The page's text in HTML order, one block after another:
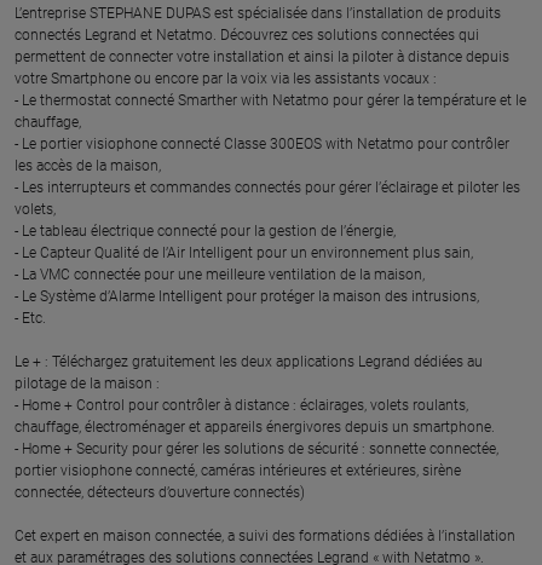
L’entreprise STEPHANE DUPAS est spécialisée dans l’installation de produits
connectés Legrand et Netatmo. Découvrez ces solutions connectées qui
permettent de connecter votre installation et ainsi la piloter à distance depuis
votre Smartphone ou encore par la voix via les assistants vocaux :
- Le thermostat connecté Smarther with Netatmo pour gérer la température et le
chauffage,
- Le portier visiophone connecté Classe 300EOS with Netatmo pour contrôler
les accès de la maison,
- Les interrupteurs et commandes connectés pour gérer l’éclairage et piloter les
volets,
- Le tableau électrique connecté pour la gestion de l’énergie,
- Le Capteur Qualité de l’Air Intelligent pour un environnement plus sain,
- La VMC connectée pour une meilleure ventilation de la maison,
- Le Système d’Alarme Intelligent pour protéger la maison des intrusions,
- Etc.
Le + : Téléchargez gratuitement les deux applications Legrand dédiées au
pilotage de la maison :
- Home + Control pour contrôler à distance : éclairages, volets roulants,
chauffage, électroménager et appareils énergivores depuis un smartphone.
- Home + Security pour gérer les solutions de sécurité : sonnette connectée,
portier visiophone connecté, caméras intérieures et extérieures, sirène
connectée, détecteurs d’ouverture connectés)
Cet expert en maison connectée, a suivi des formations dédiées à l’installation
et aux paramétrages des solutions connectées Legrand « with Netatmo ».